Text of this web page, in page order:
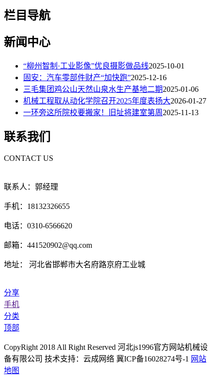
栏目导航
新闻中心
“柳州智制·工业影像”优良摄影做品线2025-10-01
固安：汽车零部件财产“加快跑”2025-12-16
三毛集团鸡公山天然山泉水生产基地二期2025-01-06
机械工程取从动化学院召开2025年度表扬大2026-01-27
一环旁这所院校要搬家！旧址将建室第周 2025-11-13
联系我们
CONTACT US
联系人：郭经理
手机：18132326655
电话：0310-6566620
邮箱：441520902@qq.com
地址： 河北省邯郸市大名府路京府工业城
分享
手机
分类
顶部
CopyRight 2018 All Right Reserved 河北js1996官方网站机械设
备有限公司 技术支持：云成网络 冀ICP备16028274号-1 网站
地图